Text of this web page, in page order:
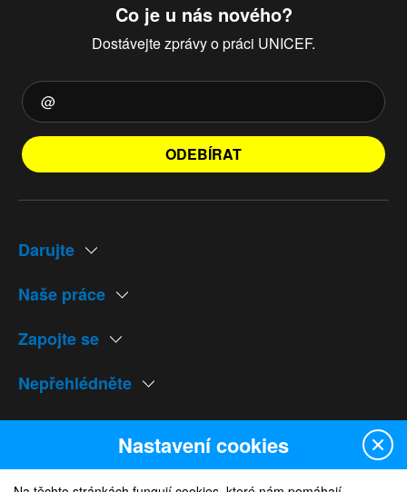
Co je u nás nového?
Dostávejte zprávy o práci UNICEF.
ODEBÍRAT
Darujte
Naše práce
Zapojte se
Nepřehlédněte
Naše weby
Nastavení cookies